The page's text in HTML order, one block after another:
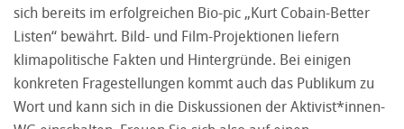
sich bereits im erfolgreichen Bio-pic „Kurt Cobain-Better
Listen“ bewährt. Bild- und Film-Projektionen liefern
klimapolitische Fakten und Hintergründe. Bei einigen
konkreten Fragestellungen kommt auch das Publikum zu
Wort und kann sich in die Diskussionen der Aktivist*innen-